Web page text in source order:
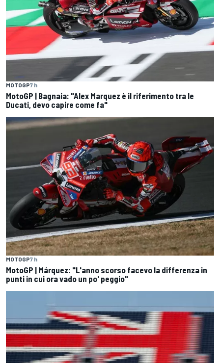
MOTOGP7 h
MotoGP | Bagnaia: "Alex Marquez è il riferimento tra le
Ducati, devo capire come fa"
MOTOGP7 h
MotoGP | Márquez: "L'anno scorso facevo la differenza in
punti in cui ora vado un po' peggio"